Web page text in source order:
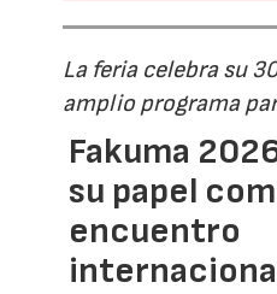
La feria celebra su
amplio programa
Fakuma
su papel
encuentro